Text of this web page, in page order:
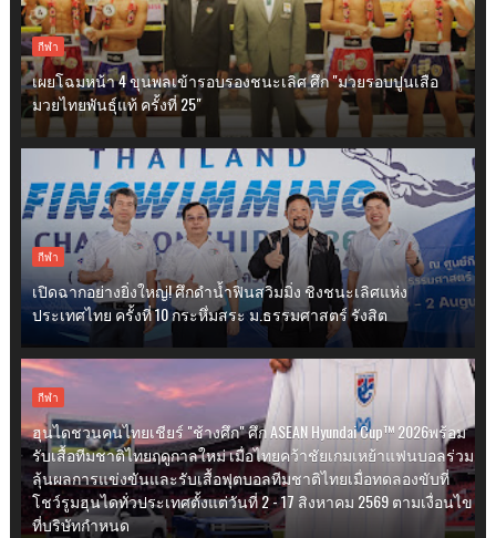
กีฬา
เผยโฉมหน้า 4 ขุนพลเข้ารอบรองชนะเลิศ ศึก "มวยรอบปูนเสือ
มวยไทยพันธุ์แท้ ครั้งที่ 25"
กีฬา
เปิดฉากอย่างยิ่งใหญ่! ศึกดำน้ำฟินสวิมมิ่ง ชิงชนะเลิศแห่ง
ประเทศไทย ครั้งที่ 10 กระหึ่มสระ ม.ธรรมศาสตร์ รังสิต
กีฬา
ฮุนไดชวนคนไทยเชียร์ "ช้างศึก" ศึก ASEAN Hyundai Cup™ 2026พร้อม
รับเสื้อทีมชาติไทยฤดูกาลใหม่ เมื่อไทยคว้าชัยเกมเหย้าแฟนบอลร่วม
ลุ้นผลการแข่งขันและรับเสื้อฟุตบอลทีมชาติไทยเมื่อทดลองขับที่
โชว์รูมฮุนไดทั่วประเทศตั้งแต่วันที่ 2 - 17 สิงหาคม 2569 ตามเงื่อนไข
ที่บริษัทกำหนด